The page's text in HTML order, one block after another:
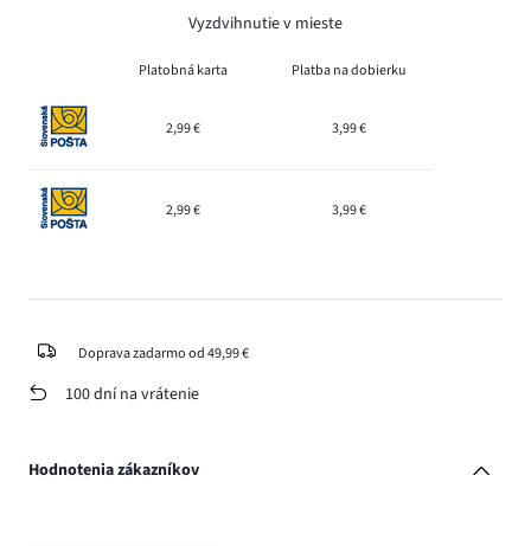
Vyzdvihnutie v mieste
Platobná karta Platba na dobierku
2,99 € 3,99 €
2,99 € 3,99 €
Doprava zadarmo od 49,99 €
100 dní na vrátenie
Hodnotenia zákazníkov